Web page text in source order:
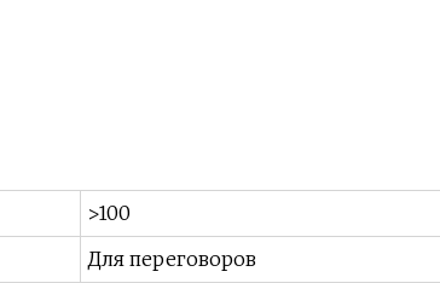
>100
Для переговоров